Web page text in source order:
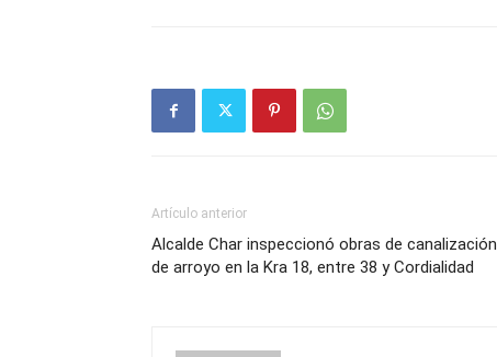
Artículo anterior
Alcalde Char inspeccionó obras de canalización
de arroyo en la Kra 18, entre 38 y Cordialidad